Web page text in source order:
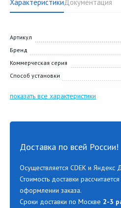
ХарактеристикиДокументация
Артикул
Бренд
Коммерческая серия
Способ установки
показать все характеристики
Доставка по всей России!
Осуществляется CDEK и Яндекс
Стоимость доставки
оформлении заказа.
Сроки доставки по Москве 2-3